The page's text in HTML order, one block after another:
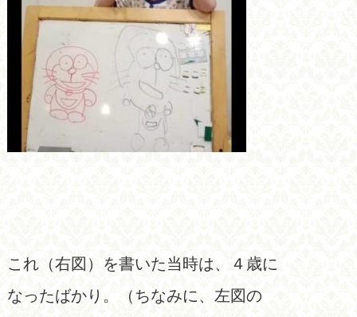
これ（右図）を書いた当時は、４歳に
なったばかり。（ちなみに、左図の